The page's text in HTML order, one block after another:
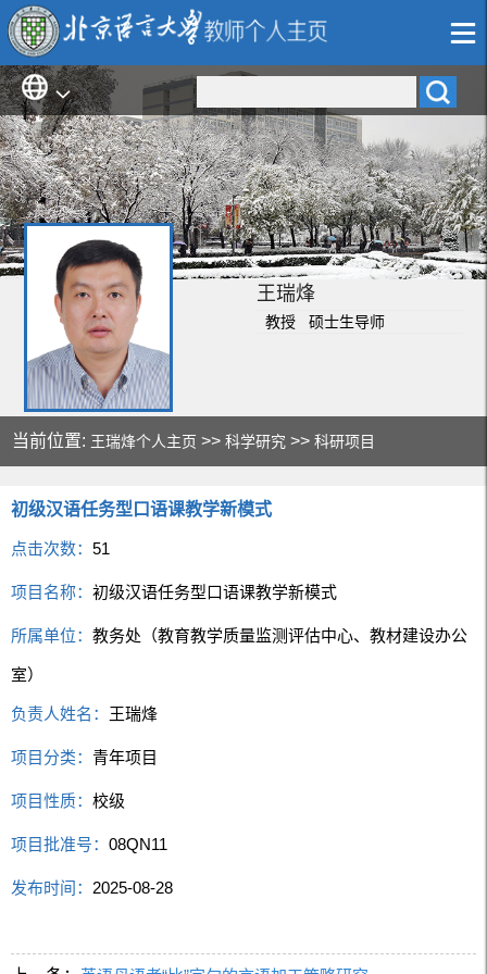
王瑞烽
教授 硕士生导师
当前位置: 王瑞烽个人主页 >>科学研究 >>科研项目
初级汉语任务型口语课教学新模式
点击次数：51
项目名称：初级汉语任务型口语课教学新模式
所属单位：教务处（教育教学质量监测评估中心、教材建设办公
室）
负责人姓名： 王瑞烽
项目分类：青年项目
项目性质：校级
项目批准号：08QN11
发布时间： 2025-08-28